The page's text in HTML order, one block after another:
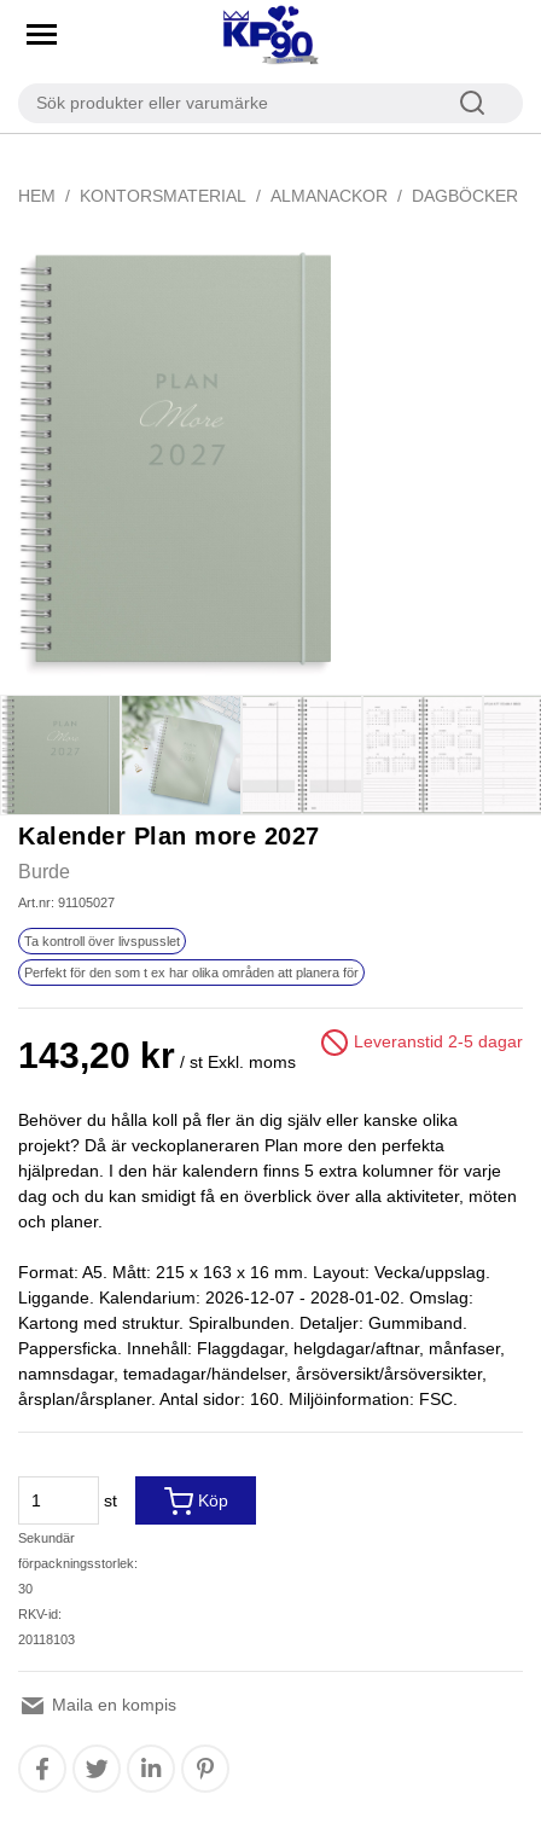
HEM KONTORSMATERIAL ALMANACKOR DAGBÖCKER
Kalender Plan more 2027
Burde
Art.nr: 91105027
Ta kontroll över livspusslet
Perfekt för den som t ex har olika områden att planera för
143,20 kr / st Exkl. moms
Leveranstid 2-5 dagar
Behöver du hålla koll på fler än dig själv eller kanske olika
projekt? Då är veckoplaneraren Plan more den perfekta
hjälpredan. I den här kalendern finns 5 extra kolumner för varje
dag och du kan smidigt få en överblick över alla aktiviteter, möten
och planer.
Format: A5. Mått: 215 x 163 x 16 mm. Layout: Vecka/uppslag.
Liggande. Kalendarium: 2026-12-07 - 2028-01-02. Omslag:
Kartong med struktur. Spiralbunden. Detaljer: Gummiband.
Pappersficka. Innehåll: Flaggdagar, helgdagar/aftnar, månfaser,
namnsdagar, temadagar/händelser, årsöversikt/årsöversikter,
årsplan/årsplaner. Antal sidor: 160. Miljöinformation: FSC.
st
Sekundär
förpackningsstorlek:
30
RKV-id:
20118103
Köp
Maila en kompis